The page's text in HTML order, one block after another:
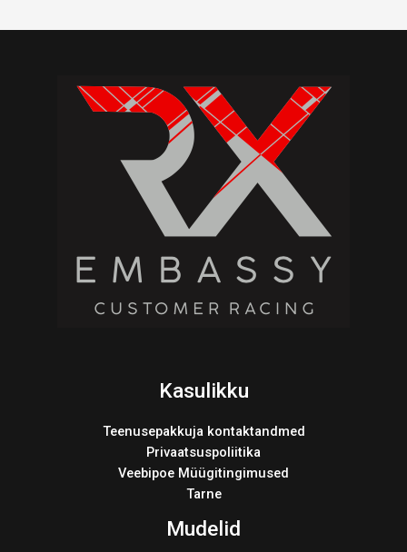
Kasulikku
Teenusepakkuja kontaktandmed
Privaatsuspoliitika
Veebipoe Müügitingimused
Tarne
Mudelid